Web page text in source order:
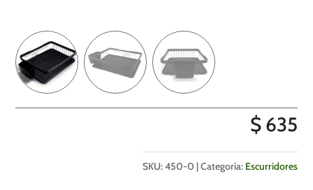
$635
SKU:450-0 Categoría: Escurridores